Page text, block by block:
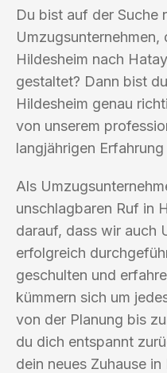
Du bist auf der Suche
Hildesheim nach
gestaltet? Dann bist
Hildesheim genau
von unserem
langjährigen
Als
unschlagbaren Ruf in
darauf, dass wir auch
erfolgreich
geschulten und
kümmern sich um
von der Planung bis
du dich entspannt
dein neues Zuhause